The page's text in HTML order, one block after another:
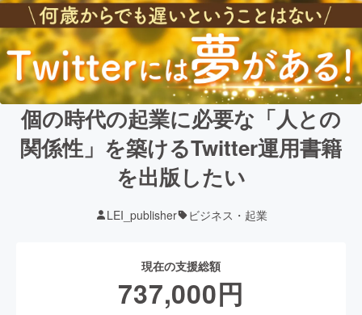
個の時代の起業に必要な「人との
関係性」を築けるTwitter運用書籍
を出版したい
LEI_publisher ビジネス・起業
現在の支援総額
737,000円